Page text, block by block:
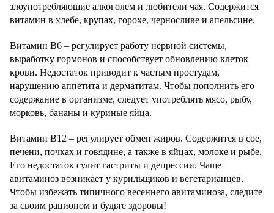
злоупотребляющие алкоголем и любители чая. Содержится
витамин в хлебе, крупах, горохе, черносливе и апельсине.
Витамин В6 – регулирует работу нервной системы,
выработку гормонов и способствует обновлению клеток
крови. Недостаток приводит к частым простудам,
нарушению аппетита и дерматитам. Чтобы пополнить его
содержание в организме, следует употреблять мясо, рыбу,
морковь, бананы и куриные яйца.
Витамин В12 – регулирует обмен жиров. Содержится в сое,
печени, почках и говядине, а также в яйцах, молоке и рыбе.
Его недостаток сулит гастриты и депрессии. Чаще
авитаминоз возникает у курильщиков и вегетарианцев.
Чтобы избежать типичного весеннего авитаминоза, следите
за своим рационом и будьте здоровы!